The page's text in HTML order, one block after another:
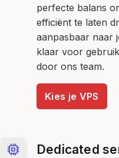
perfecte balans
efficiënt te laten
aanpasbaar naar
klaar voor
door ons team.
Kies je VPS
Dedicated